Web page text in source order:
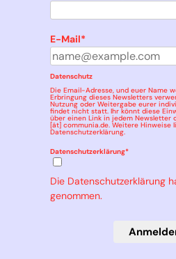
E-Mail*
Datenschutz
Die Email-Adresse, und euer Name
Erbringung dieses Newsletters
Nutzung oder Weitergabe eurer
findet nicht statt. Ihr könnt diese
über einen Link in jedem Newsletter
[ät] communia.de. Weitere Hinweise
Datenschutzerklärung.
Datenschutzerklärung*
Die Datenschutzerklärung
genommen.